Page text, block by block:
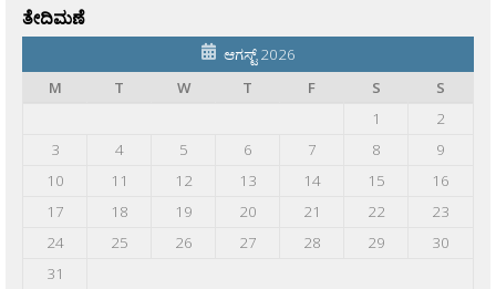
ತೇದಿಮಣೆ
ಆಗಸ್ಟ್ 2026
M
T W T F S
S
1
2
3
4 5 6 7 8
9
10
11 12 13 14 15
16
17
18 19 20 21 22
23
24
25 26 27 28 29
30
31